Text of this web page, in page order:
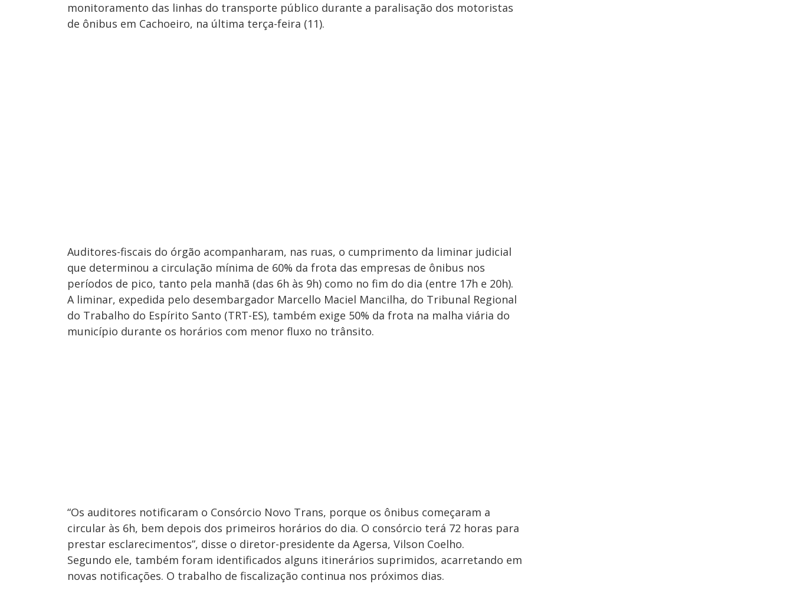
monitoramento das linhas do transporte público durante a paralisação dos motoristas
de ônibus em Cachoeiro, na última terça-feira (11).
Auditores-fiscais do órgão acompanharam, nas ruas, o cumprimento da liminar judicial
que determinou a circulação mínima de 60% da frota das empresas de ônibus nos
períodos de pico, tanto pela manhã (das 6h às 9h) como no fim do dia (entre 17h e 20h).
A liminar, expedida pelo desembargador Marcello Maciel Mancilha, do Tribunal Regional
do Trabalho do Espírito Santo (TRT-ES), também exige 50% da frota na malha viária do
município durante os horários com menor fluxo no trânsito.
“Os auditores notificaram o Consórcio Novo Trans, porque os ônibus começaram a
circular às 6h, bem depois dos primeiros horários do dia. O consórcio terá 72 horas para
prestar esclarecimentos”, disse o diretor-presidente da Agersa, Vilson Coelho.
Segundo ele, também foram identificados alguns itinerários suprimidos, acarretando em
novas notificações. O trabalho de fiscalização continua nos próximos dias.